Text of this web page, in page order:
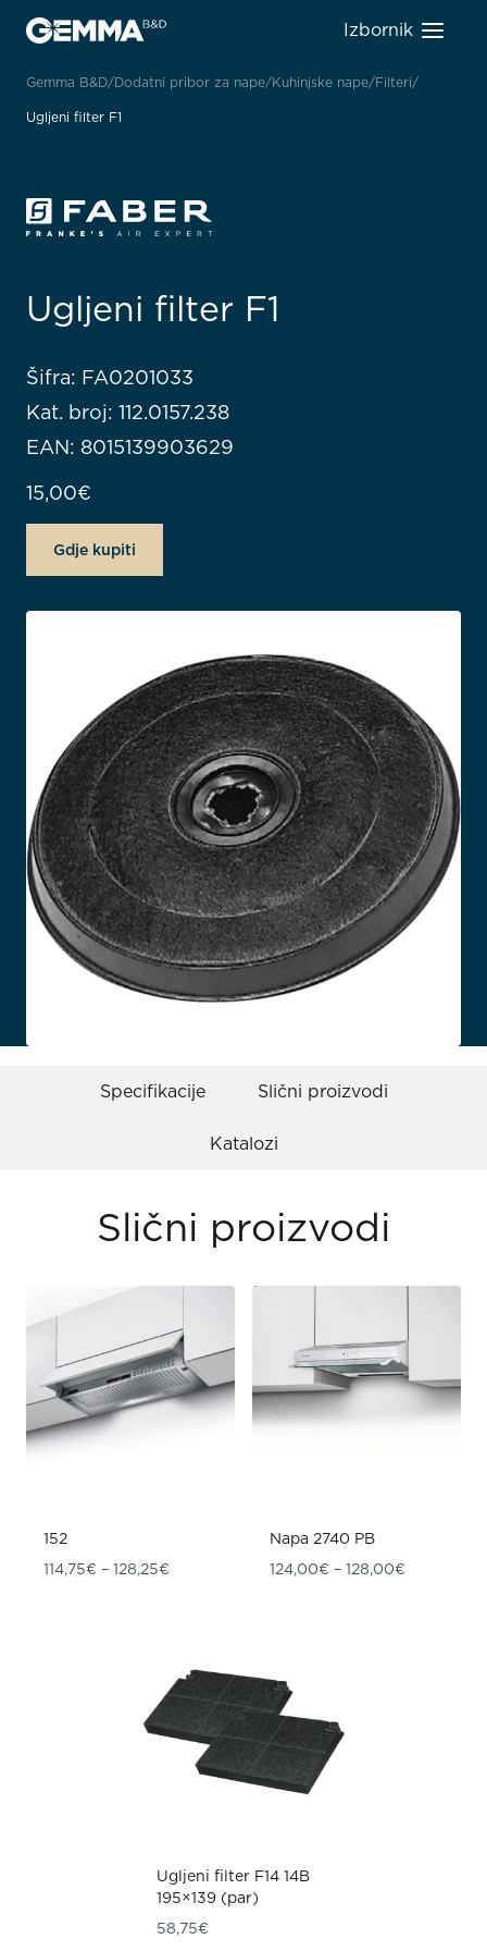
Izbornik
Gemma B&D Dodatni pribor za nape Kuhinjske nape Filteri
Ugljeni filter F1
Ugljeni filter F1
Šifra: FA0201033
Kat. broj: 112.0157.238
EAN: 8015139903629
15,00€
Gdje kupiti
Specifikacije Slični proizvodi
Katalozi
Slični proizvodi
152
114,75€ – 128,25€ Raspon cijena: od 114,75€ do 128,25€
Napa 2740 PB
124,00€ – 128,00€
Ugljeni filter F14 14B
195×139 (par)
58,75€